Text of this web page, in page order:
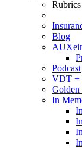
Rubrics
Blog
Podcast
VDT +
Golden
In